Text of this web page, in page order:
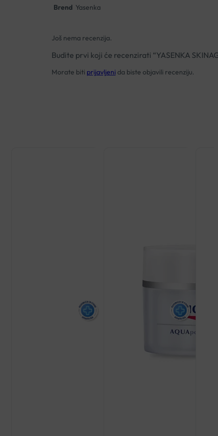
Brend Yasenka
Još nema recenzija.
Budite prvi koji će recenzirati “YASENKA
Morate biti prijavljeni da biste objavili recenziju.